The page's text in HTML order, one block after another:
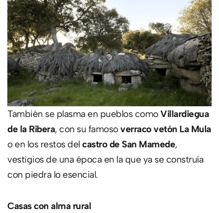
También se plasma en pueblos comoVillardiegua
de la Ribera, con su famosoverraco vetón La Mula
o en los restos del castro de San Mamede,
vestigios de una época en la que ya se construía
con piedra lo esencial.
Casas con alma rural